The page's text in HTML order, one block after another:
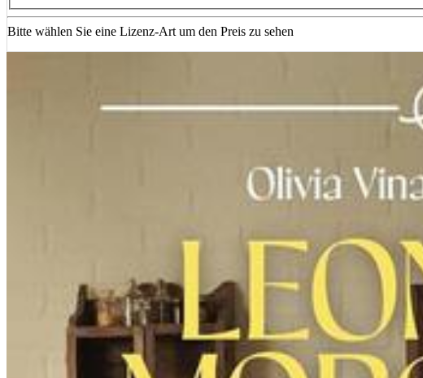
Bitte wählen Sie eine Lizenz-Art um den Preis zu sehen